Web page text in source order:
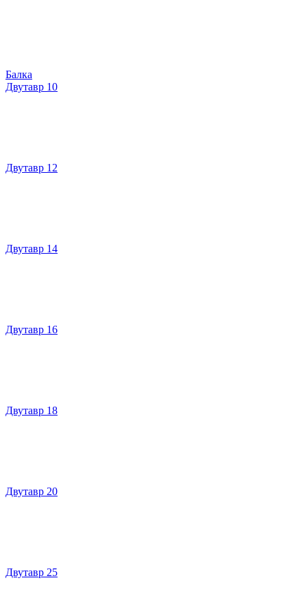
Балка
Двутавр 10
Двутавр 12
Двутавр 14
Двутавр 16
Двутавр 18
Двутавр 20
Двутавр 25